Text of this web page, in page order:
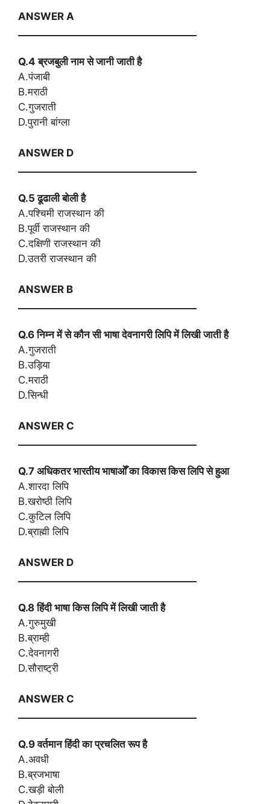
ANSWER A
Q.4 ब्रजबुली नाम से जानी जाती है
A.पंजाबी
B.मराठी
C.गुजराती
D.पुरानी बांग्ला
ANSWER D
Q.5 ढूढाली बोली है
A.पश्चिमी राजस्थान की
B.पूर्वी राजस्थान की
C.दक्षिणी राजस्थान की
D.उतरी राजस्थान की
ANSWER B
Q.6 निम्न में से कौन सी भाषा देवनागरी लिपि में लिखी जाती है
A.गुजराती
B.उड़िया
C.मराठी
D.सिन्धी
ANSWER C
Q.7 अधिकतर भारतीय भाषाओँ का विकास किस लिपि से हुआ
A.शारदा लिपि
B.खरोष्ठी लिपि
C.कुटिल लिपि
D.ब्राह्मी लिपि
ANSWER D
Q.8 हिंदी भाषा किस लिपि में लिखी जाती है
A.गुरुमुखी
B.ब्राम्ही
C.देवनागरी
D.सौराष्ट्री
ANSWER C
Q.9 वर्तमान हिंदी का प्रचलित रूप है
A.अवधी
B.ब्रजभाषा
C.खड़ी बोली